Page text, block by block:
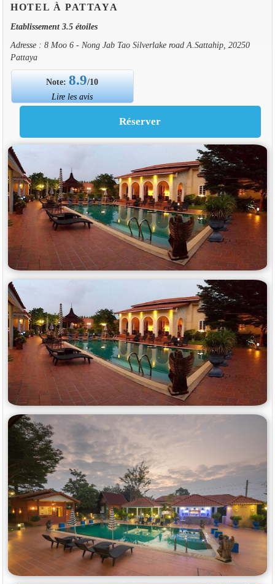
HOTEL À PATTAYA
Etablissement 3.5 étoiles
Adresse : 8 Moo 6 - Nong Jab Tao Silverlake road A.Sattahip, 20250
Pattaya
Note:8.9/10
Lire les avis